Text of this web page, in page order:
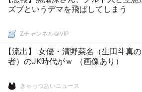
ズブというデマを飛ばしてしまう
Zチャンネル＠VIP
【流出】 女優・清野菜名（生田斗真
者）のJK時代がｗ （画像あり）
きゃっつあいニュース